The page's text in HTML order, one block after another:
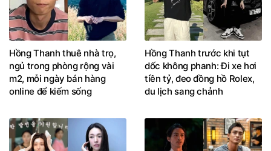
Hồng Thanh thuê nhà trọ,
ngủ trong phòng rộng vài
m2, mỗi ngày bán hàng
online để kiếm sống
Hồng Thanh trước khi tụt
dốc không phanh: Đi xe hơi
tiền tỷ, đeo đồng hồ Rolex,
du lịch sang chảnh